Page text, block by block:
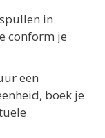
in
conform je
een
boek je